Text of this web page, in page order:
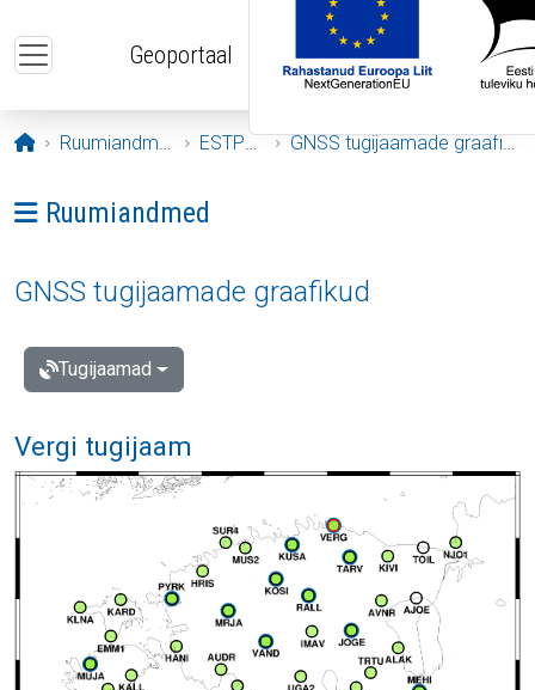
Geoportaal
Avaleht
Ruumiandmed ESTPOS GNSS tugijaamade graafikud
Ava menüü: Ruumiandmed
Ruumiandmed
GNSS tugijaamade graafikud
Tugijaamad
Vergi tugijaam